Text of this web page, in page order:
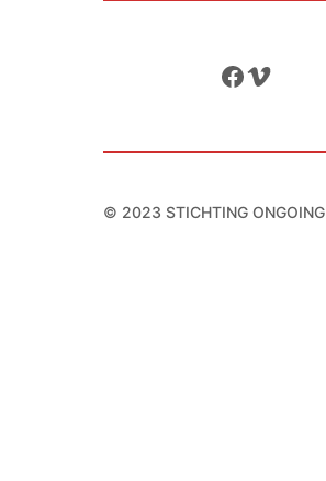
Facebook Vimeo
© 2023 STICHTING ONGOING